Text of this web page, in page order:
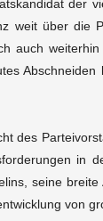
der
weit über die
auch
des
in
seine
von